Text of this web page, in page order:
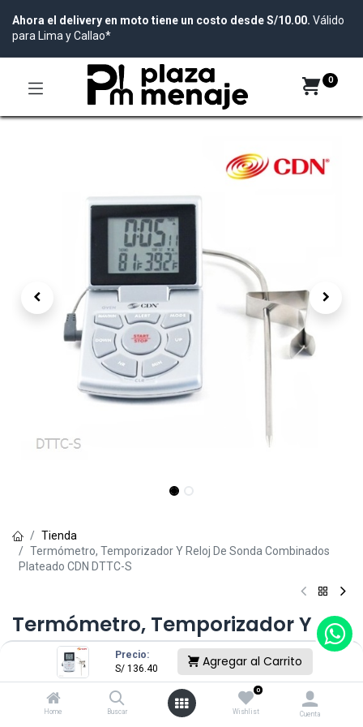
Precio:
S/ 136.40 Agregar al Carrito
Home Buscar
0
Wishlist Cuenta
Ahora el delivery en moto tiene un costo desde S/10.00. Válido
para Lima y Callao*
0
Tienda
Termómetro, Temporizador Y Reloj De Sonda Combinados
Plateado CDN DTTC-S
Termómetro, Temporizador Y
Reloj De Sonda Combinados
Plateado CDN DTTC-S
(0 reseña)